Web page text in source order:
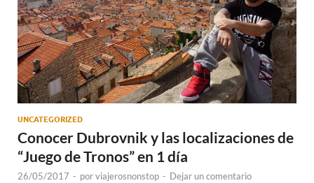
UNCATEGORIZED
Conocer Dubrovnik y las localizaciones de
“Juego de Tronos” en 1 día
26/05/2017 - porviajerosnonstop - Dejar un comentario